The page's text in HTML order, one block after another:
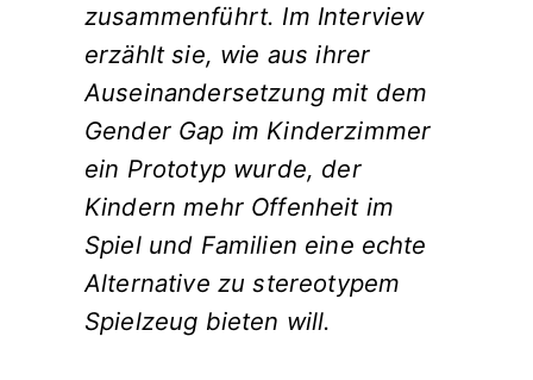
zusammenführt. Im Interview
erzählt sie, wie aus ihrer
Auseinandersetzung mit dem
Gender Gap im Kinderzimmer
ein Prototyp wurde, der
Kindern mehr Offenheit im
Spiel und Familien eine echte
Alternative zu stereotypem
Spielzeug bieten will.